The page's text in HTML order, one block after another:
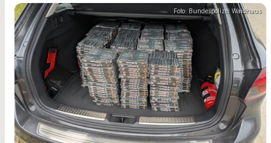
Foto: Bundespolizei Waidhaus